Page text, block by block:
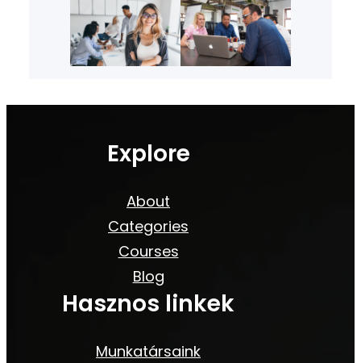
Explore
About
Categories
Courses
Blog
Hasznos linkek
Munkatársaink